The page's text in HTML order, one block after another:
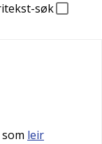
søk
leir